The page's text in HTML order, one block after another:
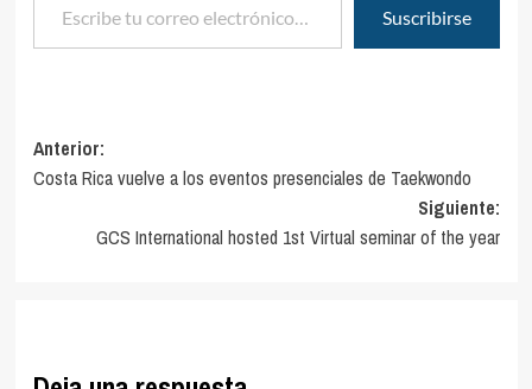
Suscribirse
Navegación
de
entradas
Anterior:
Costa Rica vuelve a los eventos presenciales de Taekwondo
Siguiente:
GCS International hosted 1st Virtual seminar of the year